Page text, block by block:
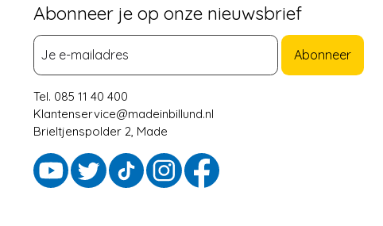
Abonneer je op onze nieuwsbrief
Abonneer
Tel. 085 11 40 400
Klantenservice@madeinbillund.nl
Brieltjenspolder 2, Made